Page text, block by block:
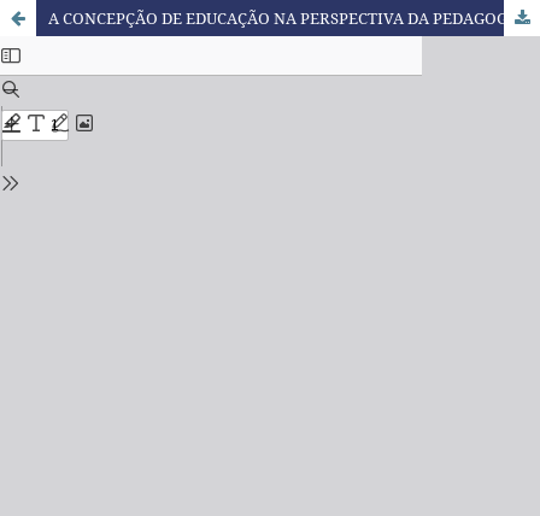
A CONCEPÇÃO DE EDUCAÇÃO NA PERSPECTIVA DA PEDAGOGIA HISTÓRICO-CRÍTICA: UMA REVISÃO TEÓRICA